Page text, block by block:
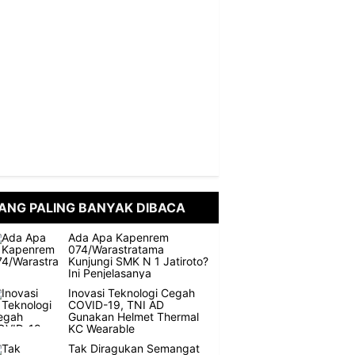
PALING BANYAK DIBACA
Ada Apa Kapenrem
074/Warastratama
Kunjungi SMK N 1 Jatiroto?
Ini Penjelasanya
Inovasi Teknologi Cegah
COVID-19, TNI AD
Gunakan Helmet Thermal
KC Wearable
Tak Diragukan Semangat